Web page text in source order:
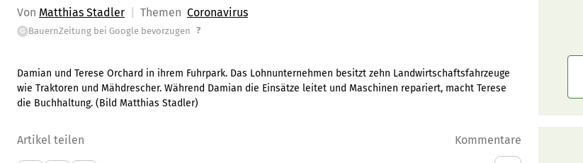
Von Matthias Stadler Themen Coronavirus
G BauernZeitung bei Google bevorzugen ?
Damian und Terese Orchard in ihrem Fuhrpark. Das Lohnunternehmen besitzt zehn Landwirtschaftsfahrzeuge
wie Traktoren und Mähdrescher. Während Damian die Einsätze leitet und Maschinen repariert, macht Terese
die Buchhaltung. (Bild Matthias Stadler)
Artikel teilen Kommentare